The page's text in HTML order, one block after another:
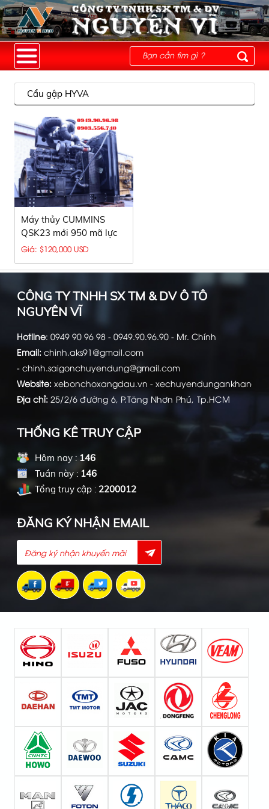
Cẩu gập HYVA
Máy thủy CUMMINS
QSK23 mới 950 mã lực
Giá: $120,000 USD
CÔNG TY TNHH SX TM & DV Ô TÔ
NGUYÊN VĨ
Hotline: 0949 90 96 98 - 0949.90.96.90 - Mr. Chính
Email: chinh.aks91@gmail.com
- chinh.saigonchuyendung@gmail.com
Website: xebonchoxangdau.vn -
Địa chỉ: 25/2/6 đường 6, P.Tăng Nhơn Phú, Tp.HCM
THỐNG KÊ TRUY CẬP
Hôm nay :146
Tuần này : 146
Tổng truy cập : 2200012
ĐĂNG KÝ NHẬN EMAIL